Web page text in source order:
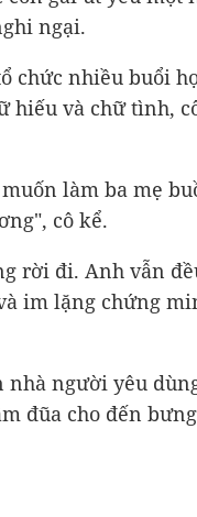
ngại.
chức nhiều buổi
hiếu và chữ tình,
làm ba mẹ
cô kể.
rời đi. Anh vẫn
im lặng chứng
người yêu
đũa cho đến